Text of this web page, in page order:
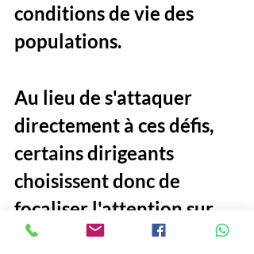
conditions de vie des
populations.
Au lieu de s'attaquer
directement à ces défis,
certains dirigeants
choisissent donc de
focaliser l'attention sur
des ennemis extérieurs,